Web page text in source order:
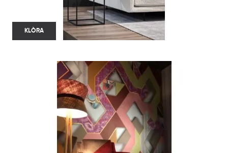
KLÒRA